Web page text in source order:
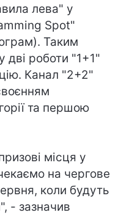
лева" у
Spot"
Таким
роботи "1+1"
Канал "2+2"
та першою
місця у
на чергове
коли будуть
- зазначив